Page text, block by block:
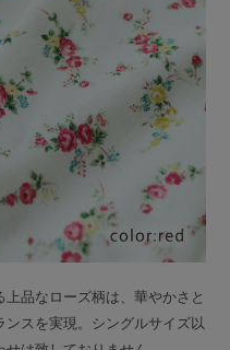
品なローズ柄は、華やかさと
スを実現。シングルサイズ以